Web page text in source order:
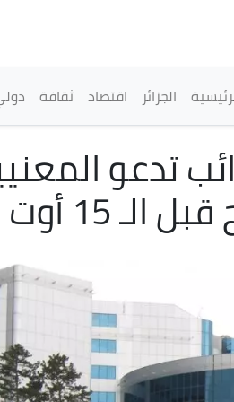
الرئيسيةالجزائر اقتصاد ثقافة
تدعو
15 أوت